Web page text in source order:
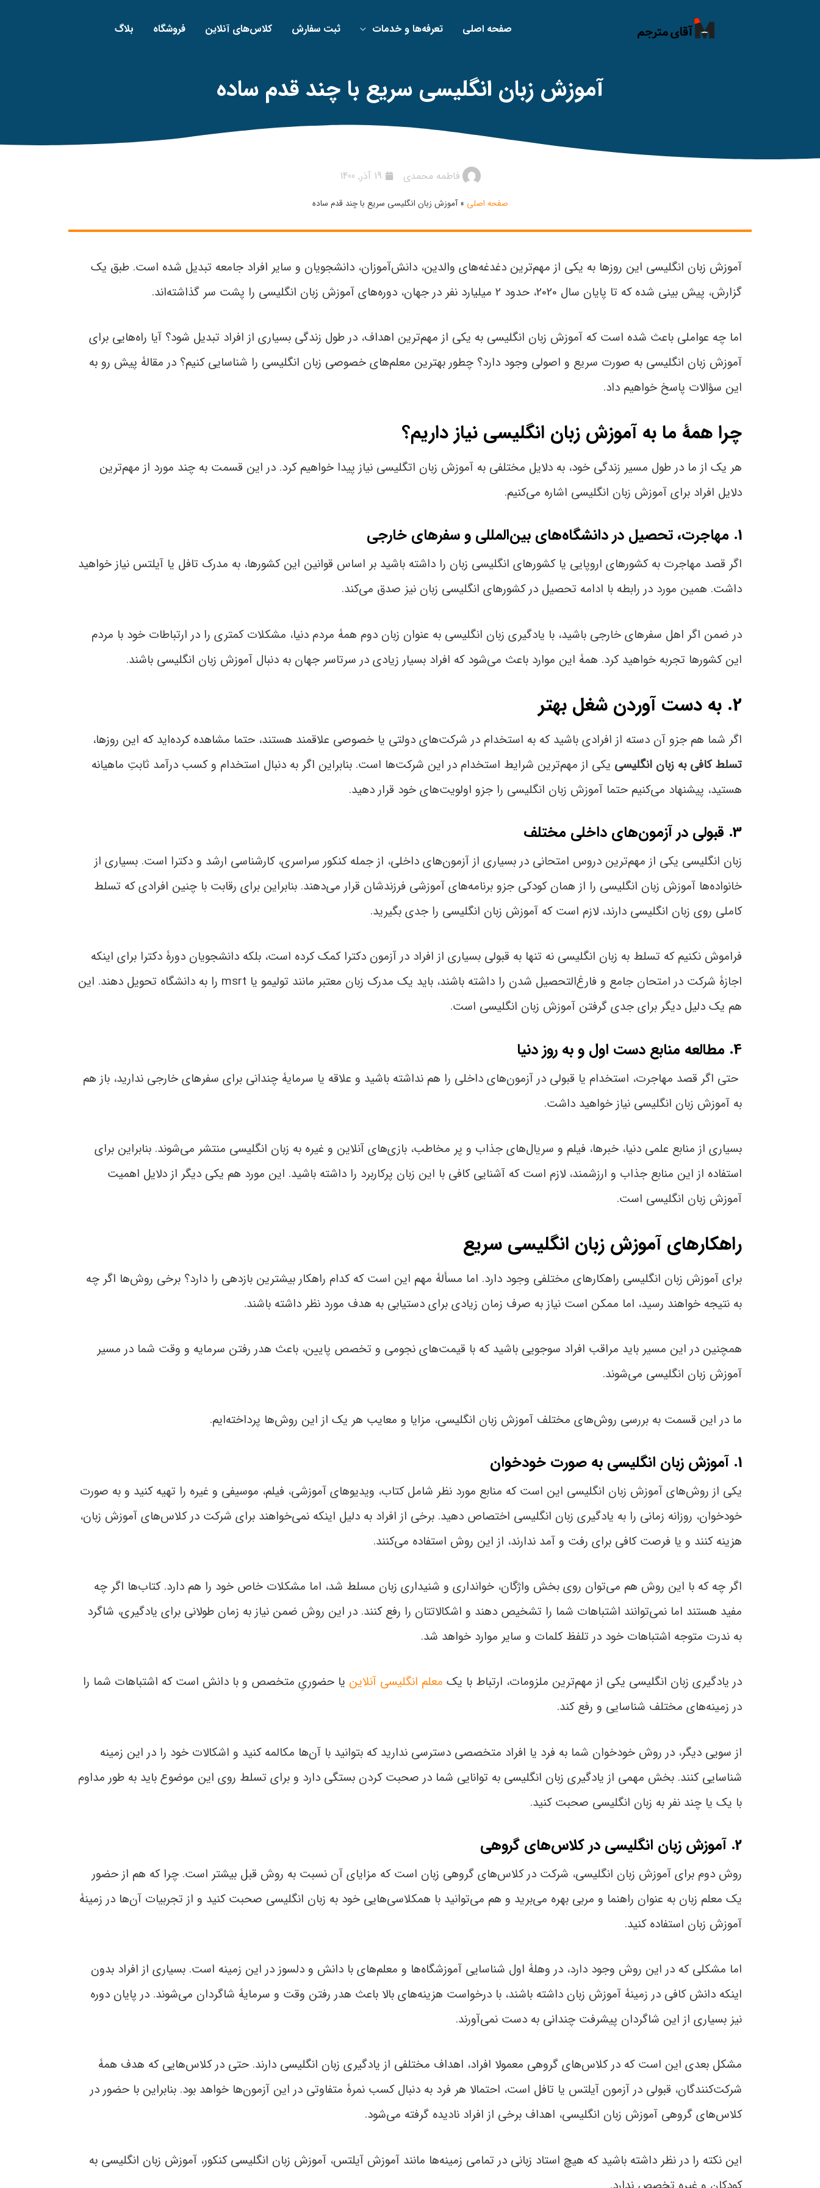
صفحه اصلی تعرفه‌ها و خدمات ثبت سفارش کلاس‌های آنلاین فروشگاه بلاگ
آموزش زبان انگلیسی سریع با چند قدم ساده
فاطمه محمدی 19 آذر, 1400
صفحه اصلی »آموزش زبان انگلیسی سریع با چند قدم ساده
آموزش زبان انگلیسی این روزها به یکی از مهم‌ترین دغدغه‌های والدین، دانش‌آموزان، دانشجویان و سایر افراد جامعه تبدیل شده است. طبق یک
گزارش، پیش بینی شده که تا پایان سال 2020، حدود 2 میلیارد نفر در جهان، دوره‌های آموزش زبان انگلیسی را پشت سر گذاشته‌اند.
اما چه عواملی باعث شده است که آموزش زبان انگلیسی به یکی از مهم‌ترین اهداف، در طول زندگی بسیاری از افراد تبدیل شود؟ آیا راه‌هایی برای
آموزش زبان انگلیسی به صورت سریع و اصولی وجود دارد؟ چطور بهترین معلم‌های خصوصی زبان انگلیسی را شناسایی کنیم؟ در مقالۀ پیش رو به
این سؤالات پاسخ خواهیم داد.
چرا همۀ ما به آموزش زبان انگلیسی نیاز داریم؟
هر یک از ما در طول مسیر زندگی خود، به دلایل مختلفی به آموزش زبان اتگلیسی نیاز پیدا خواهیم کرد. در این قسمت به چند مورد از مهم‌ترین
دلایل افراد برای آموزش زبان انگلیسی اشاره می‌کنیم.
1. مهاجرت، تحصیل در دانشگاه‌های بین‌المللی و سفرهای خارجی
اگر قصد مهاجرت به کشورهای اروپایی یا کشورهای انگلیسی زبان را داشته باشید بر اساس قوانین این کشورها، به مدرک تافل یا آیلتس نیاز خواهید
داشت. همین مورد در رابطه با ادامه تحصیل در کشورهای انگلیسی زبان نیز صدق می‌کند.
در ضمن اگر اهل سفرهای خارجی باشید، با یادگیری زبان انگلیسی به عنوان زبان دوم همۀ مردم دنیا، مشکلات کمتری را در ارتباطات خود با مردم
این کشورها تجربه خواهید کرد. همۀ این موارد باعث می‌شود که افراد بسیار زیادی در سرتاسر جهان به دنبال آموزش زبان انگلیسی باشند.
2. به دست آوردن شغل بهتر
اگر شما هم جزو آن دسته از افرادی باشید که به استخدام در شرکت‌های دولتی یا خصوصی علاقمند هستند، حتما مشاهده کرده‌اید که این روزها،
تسلط کافی به زبان انگلیسی یکی از مهم‌ترین شرایط استخدام در این شرکت‌ها است. بنابراین اگر به دنبال استخدام و کسب درآمد ثابتِ ماهیانه
هستید، پیشنهاد می‌کنیم حتما آموزش زبان انگلیسی را جزو اولویت‌های خود قرار دهید.
3. قبولی در آزمون‌های داخلی مختلف
زبان انگلیسی یکی از مهم‌ترین دروس امتحانی در بسیاری از آزمون‌های داخلی، از جمله کنکور سراسری، کارشناسی ارشد و دکترا است. بسیاری از
خانواده‌ها آموزش زبان انگلیسی را از همان کودکی جزو برنامه‌های آموزشی فرزندشان قرار می‌دهند. بنابراین برای رقابت با چنین افرادی که تسلط
کاملی روی زبان انگلیسی دارند، لازم است که آموزش زبان انگلیسی را جدی بگیرید.
فراموش نکنیم که تسلط به زبان انگلیسی نه تنها به قبولی بسیاری از افراد در آزمون دکترا کمک کرده است، بلکه دانشجویان دورۀ دکترا برای اینکه
اجازۀ شرکت در امتحان جامع و فارغ‌التحصیل شدن را داشته باشند، باید یک مدرک زبان معتبر مانند تولیمو یا msrt را به دانشگاه تحویل دهند. این
هم یک دلیل دیگر برای جدی گرفتن آموزش زبان انگلیسی است.
4. مطالعه منابع دست اول و به روز دنیا
حتی اگر قصد مهاجرت، استخدام یا قبولی در آزمون‌های داخلی را هم نداشته باشید و علاقه یا سرمایۀ چندانی برای سفرهای خارجی ندارید، باز هم
به آموزش زبان انگلیسی نیاز خواهید داشت.
بسیاری از منابع علمی دنیا، خبرها، فیلم و سریال‌های جذاب و پر مخاطب، بازی‌های آنلاین و غیره به زبان انگلیسی منتشر می‌شوند. بنابراین برای
استفاده از این منابع جذاب و ارزشمند، لازم است که آشنایی کافی با این زبان پرکاربرد را داشته باشید. این مورد هم یکی دیگر از دلایل اهمیت
آموزش زبان انگلیسی است.
راهکارهای آموزش زبان انگلیسی سریع
برای آموزش زبان انگلیسی راهکارهای مختلفی وجود دارد. اما مسألۀ مهم این است که کدام راهکار بیشترین بازدهی را دارد؟ برخی روش‌ها اگر چه
به نتیجه خواهند رسید، اما ممکن است نیاز به صرف زمان زیادی برای دستیابی به هدف مورد نظر داشته باشند.
همچنین در این مسیر باید مراقب افراد سوجویی باشید که با قیمت‌های نجومی و تخصص پایین، باعث هدر رفتن سرمایه و وقت شما در مسیر
آموزش زبان انگلیسی می‌شوند.
ما در این قسمت به بررسی روش‌های مختلف آموزش زبان انگلیسی، مزایا و معایب هر یک از این روش‌ها پرداخته‌ایم.
1. آموزش زبان انگلیسی به صورت خودخوان
یکی از روش‌های آموزش زبان انگلیسی این است که منابع مورد نظر شامل کتاب، ویدیوهای آموزشی، فیلم، موسیفی و غیره را تهیه کنید و به صورت
خودخوان، روزانه زمانی را به یادگیری زبان انگلیسی اختصاص دهید. برخی از افراد به دلیل اینکه نمی‌خواهند برای شرکت در کلاس‌های آموزش زبان،
هزینه کنند و یا فرصت کافی برای رفت و آمد ندارند، از این روش استفاده می‌کنند.
اگر چه که با این روش هم می‌توان روی بخش واژگان، خوانداری و شنیداری زبان مسلط شد، اما مشکلات خاص خود را هم دارد. کتاب‌ها اگر چه
مفید هستند اما نمی‌توانند اشتباهات شما را تشخیص دهند و اشکالاتتان را رفع کنند. در این روش ضمن نیاز به زمان طولانی برای یادگیری، شاگرد
به ندرت متوجه اشتباهات خود در تلفظ کلمات و سایر موارد خواهد شد.
در یادگیری زبان انگلیسی یکی از مهم‌ترین ملزومات، ارتباط با یک معلم انگلیسی آنلاین یا حضوریِ متخصص و با دانش است که اشتباهات شما را
در زمینه‌های مختلف شناسایی و رفع کند.
از سویی دیگر، در روش خودخوان شما به فرد یا افراد متخصصی دسترسی ندارید که بتوانید با آن‌ها مکالمه کنید و اشکالات خود را در این زمینه
شناسایی کنند. بخش مهمی از یادگیری زبان انگلیسی به توانایی شما در صحبت کردن بستگی دارد و برای تسلط روی این موضوع باید به طور مداوم
با یک یا چند نفر به زبان انگلیسی صحبت کنید.
2. آموزش زبان انگلیسی در کلاس‌های گروهی
روش دوم برای آموزش زبان انگلیسی، شرکت در کلاس‌های گروهی زبان است که مزایای آن نسبت به روش قبل بیشتر است. چرا که هم از حضور
یک معلم زبان به عنوان راهنما و مربی بهره می‌برید و هم می‌توانید با همکلاسی‌هایی خود به زبان انگلیسی صحبت کنید و از تجربیات آن‌ها در زمینۀ
آموزش زبان استفاده کنید.
اما مشکلی که در این روش وجود دارد، در وهلۀ اول شناسایی آموزشگاه‌ها و معلم‌های با دانش و دلسوز در این زمینه است. بسیاری از افراد بدون
اینکه دانش کافی در زمینۀ آموزش زبان داشته باشند، با درخواست هزینه‌های بالا باعث هدر رفتن وقت و سرمایۀ شاگردان می‌شوند. در پایان دوره
نیز بسیاری از این شاگردان پیشرفت چندانی به دست نمی‌آورند.
مشکل بعدی این است که در کلاس‌های گروهی معمولا افراد، اهداف مختلفی از یادگیری زبان انگلیسی دارند. حتی در کلاس‌هایی که هدف همۀ
شرکت‌کنندگان، قبولی در آزمون آیلتس یا تافل است، احتمالا هر فرد به دنبال کسب نمرۀ متفاوتی در این آزمون‌ها خواهد بود. بنابراین با حضور در
کلاس‌های گروهی آموزش زبان انگلیسی، اهداف برخی از افراد نادیده گرفته می‌شود.
این نکته را در نظر داشته باشید که هیچ استاد زبانی در تمامی زمینه‌ها مانند آموزش آیلتس، آموزش زبان انگلیسی کنکور، آموزش زبان انگلیسی به